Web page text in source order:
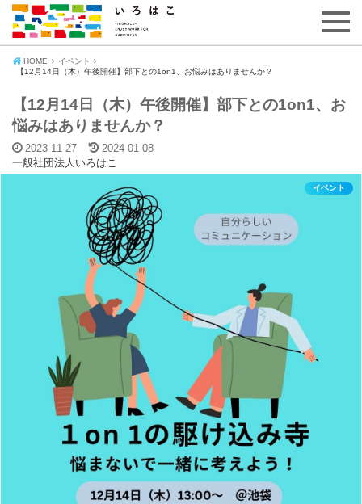
HOME
イベント
【12月14日（木）午後開催】部下との1on1、お悩みはありませんか？
【12月14日（木）午後開催】部下との1on1、お
悩みはありませんか？
2023-11-27
2024-01-08
一般社団法人いろはこ
イベント